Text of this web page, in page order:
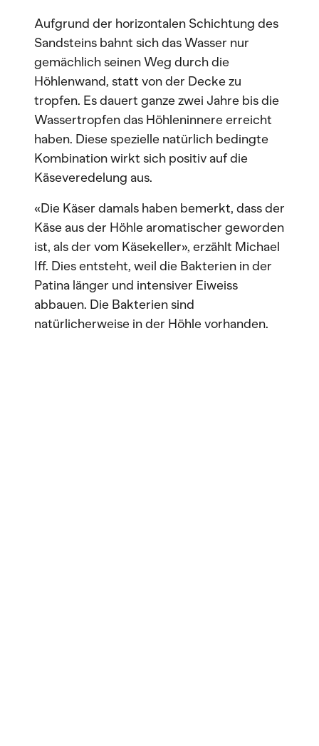
Aufgrund der horizontalen Schichtung des
Sandsteins bahnt sich das Wasser nur
gemächlich seinen Weg durch die
Höhlenwand, statt von der Decke zu
tropfen. Es dauert ganze zwei Jahre bis die
Wassertropfen das Höhleninnere erreicht
haben. Diese spezielle natürlich bedingte
Kombination wirkt sich positiv auf die
Käseveredelung aus.
«Die Käser damals haben bemerkt, dass der
Käse aus der Höhle aromatischer geworden
ist, als der vom Käsekeller», erzählt Michael
Iff. Dies entsteht, weil die Bakterien in der
Patina länger und intensiver Eiweiss
abbauen. Die Bakterien sind
natürlicherweise in der Höhle vorhanden.